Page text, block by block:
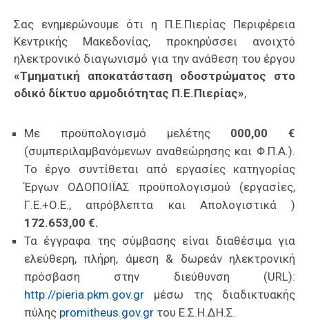
Σας ενημερώνουμε ότι η Π.Ε.Πιερίας Περιφέρεια
Κεντρικής Μακεδονίας, προκηρύσσει ανοιχτό
ηλεκτρονικό διαγωνισμό για την ανάθεση του έργου
«Τμηματική αποκατάσταση οδοστρώματος στο
οδικό δίκτυο αρμοδιότητας Π.Ε.Πιερίας»,
Με προϋπολογισμό μελέτης 000,00 €
(συμπεριλαμβανόμενων αναθεώρησης και Φ.Π.Α.).
Το έργο συντίθεται από εργασίες κατηγορίας
Έργων ΟΔΟΠΟΙÏΑΣ προϋπολογισμού (εργασίες,
Γ.Ε.+Ο.Ε., απρόβλεπτα και Απολογιστικά )
172.653,00 €.
Τα έγγραφα της σύμβασης είναι διαθέσιμα για
ελεύθερη, πλήρη, άμεση & δωρεάν ηλεκτρονική
πρόσβαση στην διεύθυνση (URL):
http://pieria.pkm.gov.gr μέσω της διαδικτυακής
πύλης promitheus.gov.gr του Ε.Σ.Η.ΔΗ.Σ.